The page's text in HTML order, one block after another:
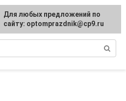
и детей
Для любых предложений по
сайту: optomprazdnik@cp9.ru